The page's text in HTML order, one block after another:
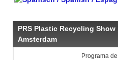
PRS Plastic Recycling Show
Amsterdam
Programa